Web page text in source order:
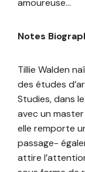
amoureuse…
Notes
Tillie Walden
des études
Studies, dans
avec un
elle remporte
passage-
attire